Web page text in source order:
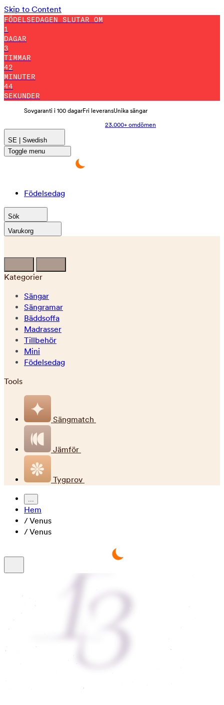
Skip to Content
FÖDELSEDAGEN SLUTAR OM
1
DAGAR
3
TIMMAR
42
MINUTER
32
SEKUNDER
Sovgaranti i 100 dagarFri leveransUnika sängar
23.000+ omdömen
SE | Swedish
Toggle menu
Födelsedag
Sök
Varukorg
Kategorier
Sängar
Sängramar
Bäddsoffa
Madrasser
Tillbehör
Mini
Födelsedag
Tools
Sängmatch
Jämför
Tygprov
...
Hem
/Venus
/Venus